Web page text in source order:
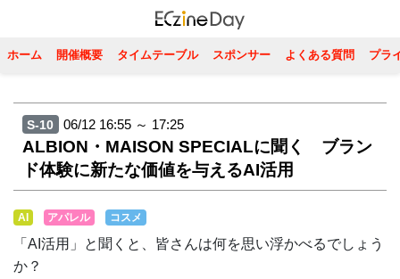
ホーム 開催概要 タイムテーブル スポンサー よくある質問 プラ
S-10 06/12 16:55 ～ 17:25
ALBION・MAISON SPECIALに聞く ブラン
ド体験に新たな価値を与えるAI活用
AI アパレル コスメ
「AI活用」と聞くと、皆さんは何を思い浮かべるでしょう
か？